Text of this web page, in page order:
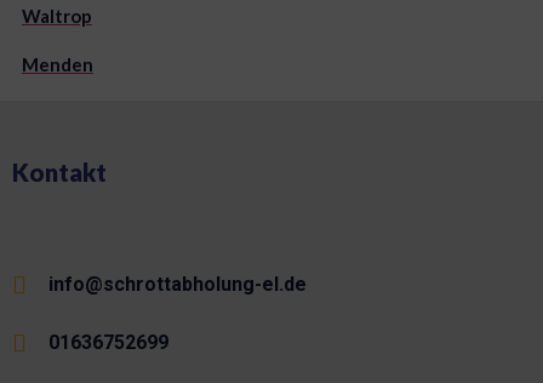
Waltrop
Menden
Kontakt
info@schrottabholung-el.de
01636752699